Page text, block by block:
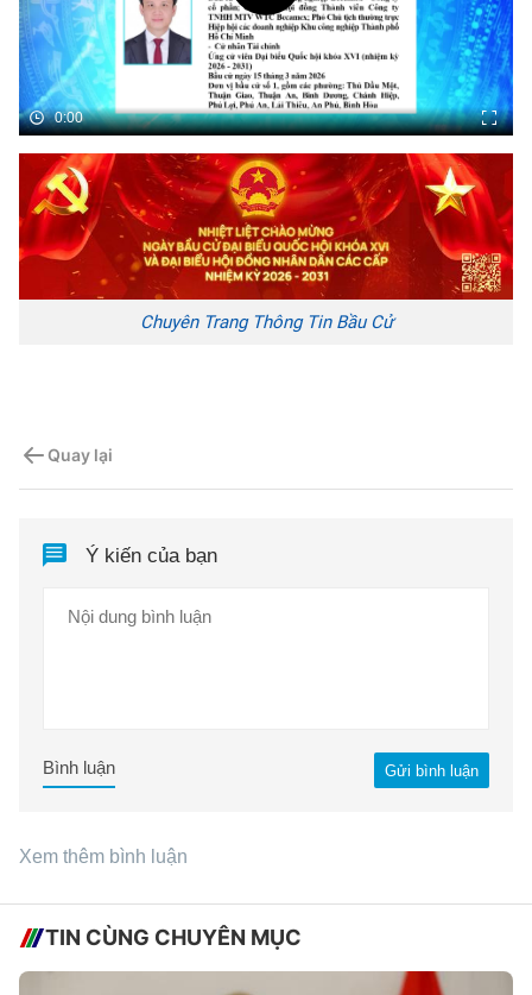
0:00
Chuyên Trang Thông Tin Bầu Cử
Quay lại
Ý kiến của bạn
Gửi bình luận
Bình luận
Xem thêm bình luận
TIN CÙNG CHUYÊN MỤC